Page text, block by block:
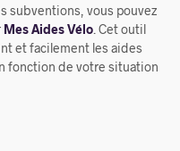
subventions, vous pouvez
Mes Aides Vélo . Cet outil
et facilement les aides
fonction de votre situation